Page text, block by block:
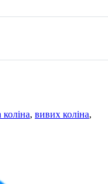
коліна, вивих коліна,